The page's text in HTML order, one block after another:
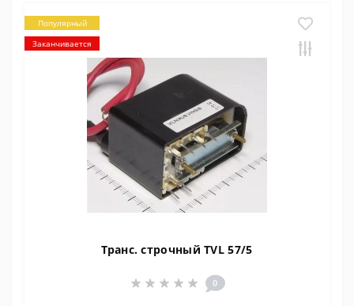
Популярный
Заканчивается
Транс. строчный TVL 57/5
0